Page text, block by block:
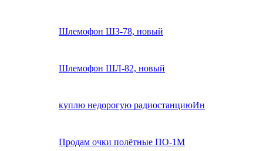
Шлемофон ШЗ-78, новый
Шлемофон ШЛ-82, новый
куплю недорогую радиостанциюИн
Продам очки полётные ПО-1М